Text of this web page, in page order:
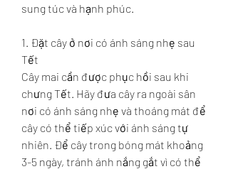
sung túc và hạnh phúc.
1. Đặt cây ở nơi có ánh sáng nhẹ sau
Tết
Cây mai cần được phục hồi sau khi
chưng Tết. Hãy đưa cây ra ngoài sân
nơi có ánh sáng nhẹ và thoáng mát để
cây có thể tiếp xúc với ánh sáng tự
nhiên. Để cây trong bóng mát khoảng
3-5 ngày, tránh ánh nắng gắt vì có thể